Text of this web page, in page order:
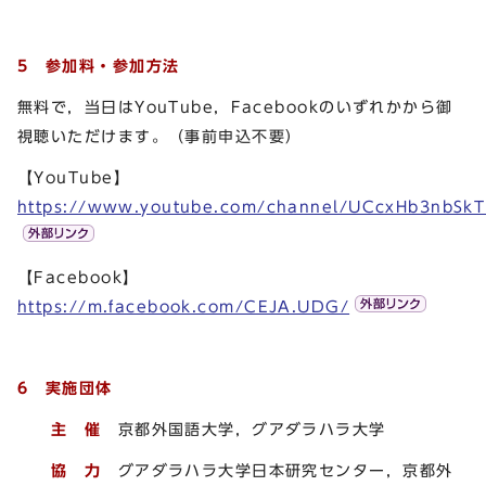
5 参加料・参加方法
無料で，当日はYouTube，Facebookのいずれかから御
視聴いただけます。（事前申込不要）
【YouTube】
https://www.youtube.com/channel/
【Facebook】
https://m.facebook.com/CEJA.UDG/
6 実施団体
主 催 京都外国語大学，グアダラハラ大学
協 力 グアダラハラ大学日本研究センター，京都外